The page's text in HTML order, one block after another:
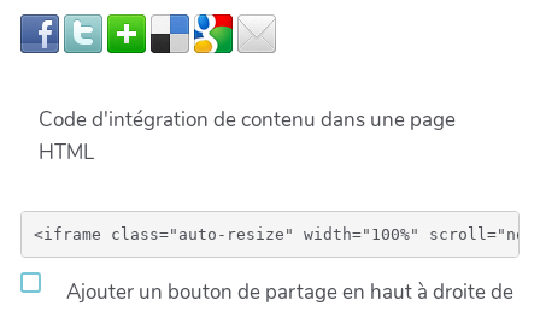
Code d'intégration de contenu dans une page
HTML
Ajouter un bouton de partage en haut à droite de